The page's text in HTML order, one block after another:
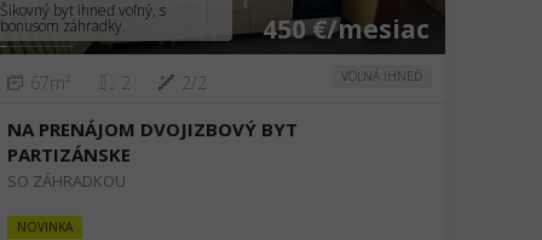
Šikovný byt ihneď voľný, s
bonusom záhradky. 450 €/mesiac
67m² 2 2/2 VOĽNÁ IHNEĎ
NA PRENÁJOM DVOJIZBOVÝ BYT
PARTIZÁNSKE
SO ZÁHRADKOU
NOVINKA